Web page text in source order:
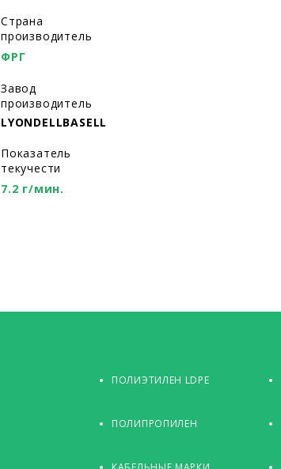
Страна
производитель
ФРГ
Завод
производитель
LYONDELLBASELL
Показатель
текучести
7.2 г/мин.
ПОЛИЭТИЛЕН LDPE
ПОЛИПРОПИЛЕН